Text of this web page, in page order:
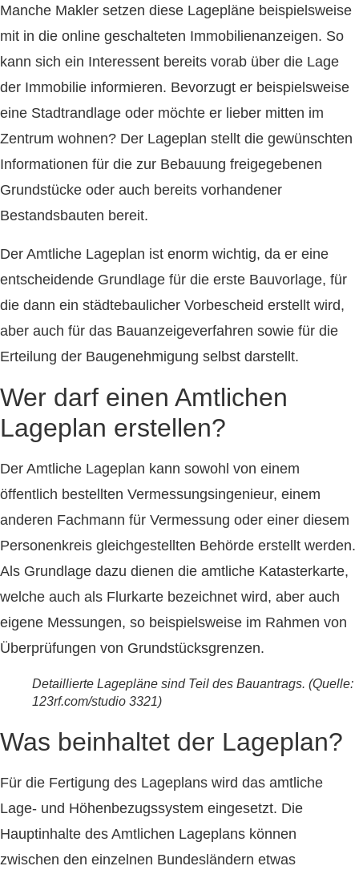
Manche Makler setzen diese Lagepläne beispielsweise
mit in die online geschalteten Immobilienanzeigen. So
kann sich ein Interessent bereits vorab über die Lage
der Immobilie informieren. Bevorzugt er beispielsweise
eine Stadtrandlage oder möchte er lieber mitten im
Zentrum wohnen? Der Lageplan stellt die gewünschten
Informationen für die zur Bebauung freigegebenen
Grundstücke oder auch bereits vorhandener
Bestandsbauten bereit.
Der Amtliche Lageplan ist enorm wichtig, da er eine
entscheidende Grundlage für die erste Bauvorlage, für
die dann ein städtebaulicher Vorbescheid erstellt wird,
aber auch für das Bauanzeigeverfahren sowie für die
Erteilung der Baugenehmigung selbst darstellt.
Wer darf einen Amtlichen
Lageplan erstellen?
Der Amtliche Lageplan kann sowohl von einem
öffentlich bestellten Vermessungsingenieur, einem
anderen Fachmann für Vermessung oder einer diesem
Personenkreis gleichgestellten Behörde erstellt werden.
Als Grundlage dazu dienen die amtliche Katasterkarte,
welche auch als Flurkarte bezeichnet wird, aber auch
eigene Messungen, so beispielsweise im Rahmen von
Überprüfungen von Grundstücksgrenzen.
Detaillierte Lagepläne sind Teil des Bauantrags. (Quelle:
123rf.com/studio 3321)
Was beinhaltet der Lageplan?
Für die Fertigung des Lageplans wird das amtliche
Lage- und Höhenbezugssystem eingesetzt. Die
Hauptinhalte des Amtlichen Lageplans können
zwischen den einzelnen Bundesländern etwas